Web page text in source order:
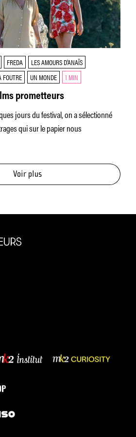
FREDA
LES AMOURS D'ANAÏS
FOUTRE UN MONDE 1 MIN
prometteurs
jours du festival, on a sélectionné
qui sur le papier nous
Voir plus